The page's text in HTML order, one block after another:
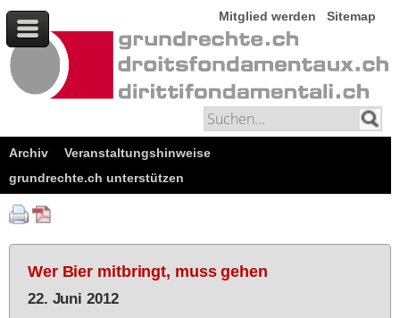
Mitglied werden Sitemap
Archiv
Veranstaltungshinweise
grundrechte.ch unterstützen
Wer Bier mitbringt, muss gehen
22. Juni 2012